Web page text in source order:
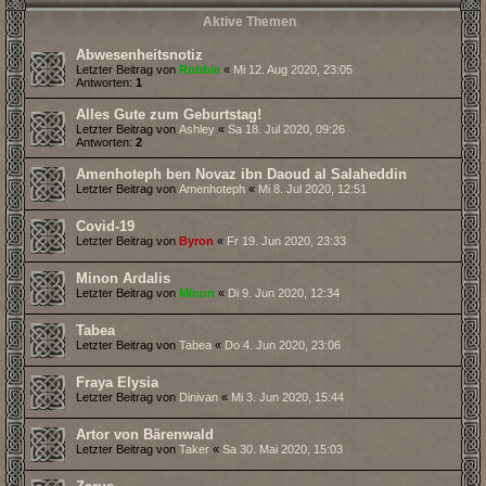
Aktive Themen
Abwesenheitsnotiz
Letzter Beitrag von Robbie « Mi 12. Aug 2020, 23:05
Antworten: 1
Alles Gute zum Geburtstag!
Letzter Beitrag von Ashley « Sa 18. Jul 2020, 09:26
Antworten: 2
Amenhoteph ben Novaz ibn Daoud al Salaheddin
Letzter Beitrag von Amenhoteph « Mi 8. Jul 2020, 12:51
Covid-19
Letzter Beitrag von Byron « Fr 19. Jun 2020, 23:33
Minon Ardalis
Letzter Beitrag von Minon « Di 9. Jun 2020, 12:34
Tabea
Letzter Beitrag von Tabea « Do 4. Jun 2020, 23:06
Fraya Elysia
Letzter Beitrag von Dinivan « Mi 3. Jun 2020, 15:44
Artor von Bärenwald
Letzter Beitrag von Taker « Sa 30. Mai 2020, 15:03